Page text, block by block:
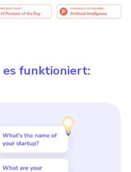
es funktioniert: